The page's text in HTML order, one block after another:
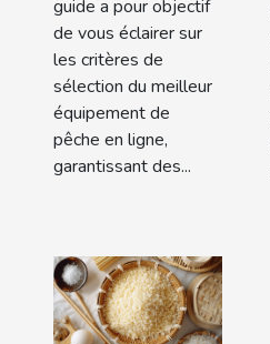
guide a pour objectif
de vous éclairer sur
les critères de
sélection du meilleur
équipement de
pêche en ligne,
garantissant des...